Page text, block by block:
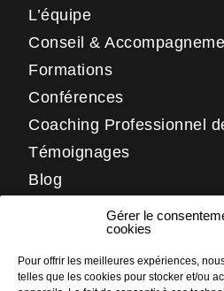
Gérer le
cookies
Pour offrir les meilleures expériences,
telles que les cookies pour stocker et/ou
L’équipe
Conseil &
Formations
Conférences
Coaching Professionnel
Témoignages
Blog
LinkedIn